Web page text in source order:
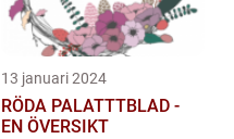
13 januari 2024
RÖDA PALATTTBLAD -
EN ÖVERSIKT